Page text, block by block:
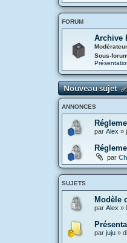
FORUM
Archive
Sous-
Nouveau sujet
ANNONCES
par Alex »
par
SUJETS
Modèle
par Alex »
par juju »